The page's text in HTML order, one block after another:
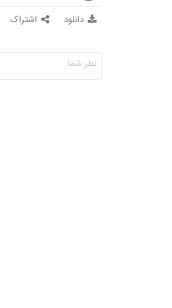
دانلود اشتراک